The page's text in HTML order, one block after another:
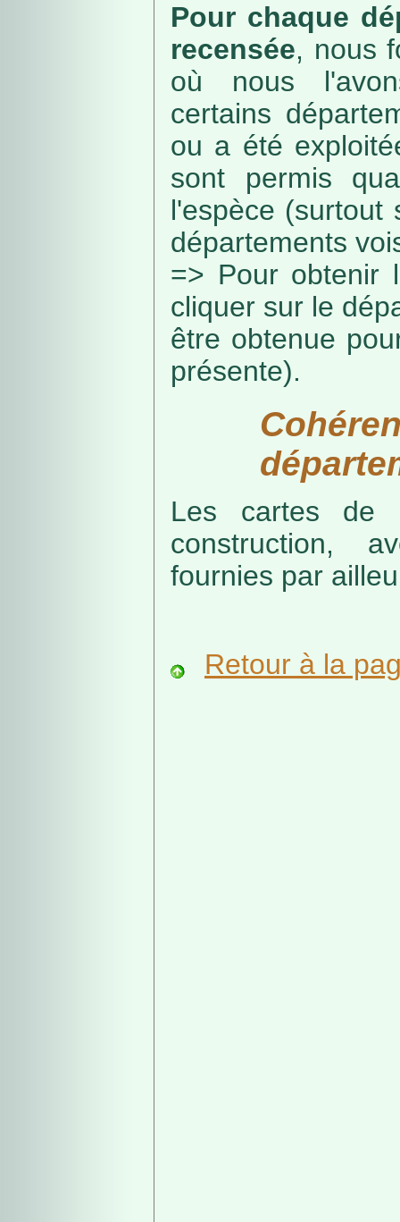
Pour chaque
recensée, nous
où nous
certains
ou a été
sont permis
l'espèce (surtout
départements
=> Pour obtenir
cliquer sur le
être obtenue
présente).
Les cartes de
construction,
fournies par
Retour à la